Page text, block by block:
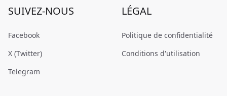
SUIVEZ-NOUS
Facebook
X (Twitter)
Telegram
LÉGAL
Politique de confidentialité
Conditions d'utilisation